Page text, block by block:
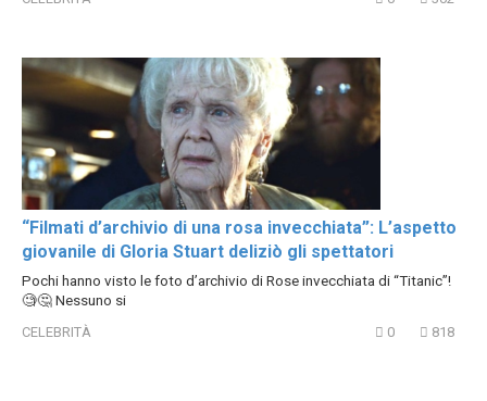
“Filmati d’archivio di una rosa invecchiata”: L’aspetto
giovanile di Gloria Stuart deliziò gli spettatori
Pochi hanno visto le foto d’archivio di Rose invecchiata di “Titanic”!
🧐🤔 Nessuno si
CELEBRITÀ 0 818